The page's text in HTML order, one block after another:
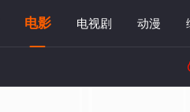
电影 电视剧 动漫